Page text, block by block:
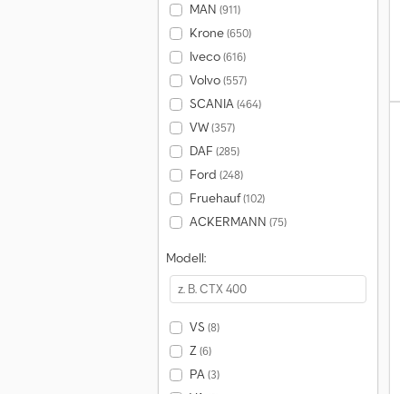
MAN (911)
Krone(650)
Iveco(616)
Volvo(557)
SCANIA(464)
VW(357)
DAF (285)
Ford (248)
Fruehauf(102)
ACKERMANN (75)
Modell:
VS (8)
Z(6)
PA(3)